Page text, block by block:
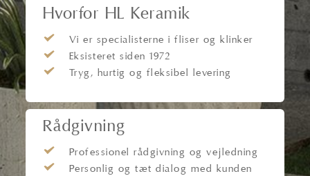
Hvorfor HL Keramik
Vi er specialisterne i fliser og klinker
Eksisteret siden 1972
Tryg, hurtig og fleksibel levering
Rådgivning
Professionel rådgivning og vejledning
Personlig og tæt dialog med kunden